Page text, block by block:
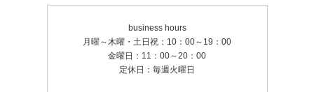
business hours
月曜～木曜・土日祝：10：00～19：00
金曜日：11：00～20：00
定休日：毎週火曜日